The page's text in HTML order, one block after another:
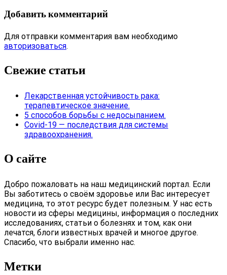
Добавить комментарий
Для отправки комментария вам необходимо
авторизоваться.
Свежие статьи
Лекарственная устойчивость рака:
терапевтическое значение.
5 способов борьбы с недосыпанием.
Covid-19 — последствия для системы
здравоохранения.
О сайте
Добро пожаловать на наш медицинский портал. Если
Вы заботитесь о своём здоровье или Вас интересует
медицина, то этот ресурс будет полезным. У нас есть
новости из сферы медицины, информация о последних
исследованиях, статьи о болезнях и том, как они
лечатся, блоги известных врачей и многое другое.
Спасибо, что выбрали именно нас.
Метки